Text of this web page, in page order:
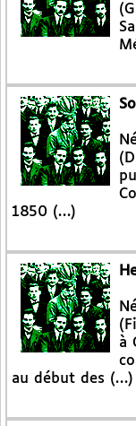
1850 (…)
à
au début des (…)